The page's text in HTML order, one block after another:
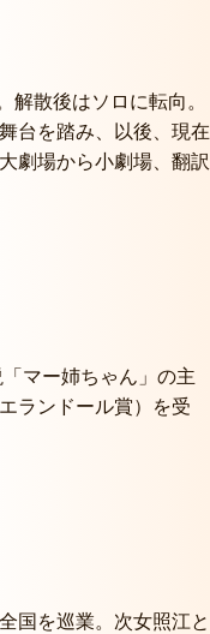
解散後はソロに転向。
台を踏み、以後、現在
劇場から小劇場、翻訳
マー姉ちゃん」の主
ランドール賞）を受
国を巡業。次女照江と